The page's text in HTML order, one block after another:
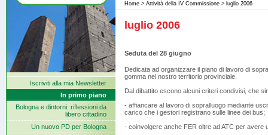
Iscriviti alla mia Newsletter
In primo piano
Bologna e dintorni: riflessioni da
libero cittadino
Un nuovo PD per Bologna
Home > Attività della IV Commissione > luglio 2006
luglio 2006
Seduta del 28 giugno
Dedicata ad organizzare il piano di lavoro di
gomma nel nostro territorio provinciale.
Dal dibattito escono alcuni criteri condivisi, che
- affiancare al lavoro di sopralluogo mediante
carico che i gestori registrano sulle linee dei bus;
- coinvolgere anche FER oltre ad ATC per